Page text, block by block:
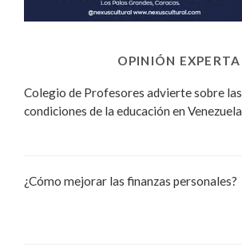
OPINIÓN EXPERTA
Colegio de Profesores advierte sobre las
condiciones de la educación en Venezuela
¿Cómo mejorar las finanzas personales?